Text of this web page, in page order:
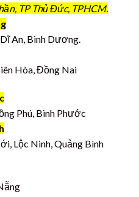
TP Thủ Đức, TPHCM.
An, Bình Dương.
Hòa, Đồng Nai
Phú, Bình Phước
Lộc Ninh, Quảng Bình